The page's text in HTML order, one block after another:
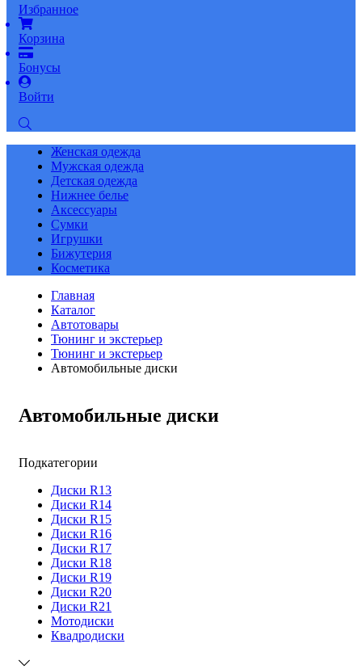
Избранное
Корзина
Бонусы
Войти
Женская одежда
Мужская одежда
Детская одежда
Нижнее белье
Аксессуары
Сумки
Игрушки
Бижутерия
Косметика
Главная
Каталог
Автотовары
Тюнинг и экстерьер
Тюнинг и экстерьер
Автомобильные диски
Автомобильные диски
Подкатегории
Диски R13
Диски R14
Диски R15
Диски R16
Диски R17
Диски R18
Диски R19
Диски R20
Диски R21
Мотодиски
Квадродиски